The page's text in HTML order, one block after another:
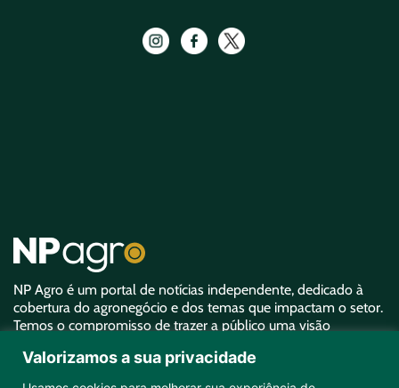
Valorizamos a sua privacidade
NP Agro é um portal de notícias independente, dedicado à
cobertura do agronegócio e dos temas que impactam o setor.
Temos o compromisso de trazer a público uma visão
equivalente à sua importância.